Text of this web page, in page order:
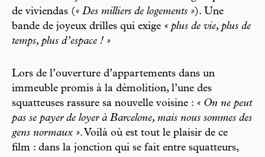
de viviendas (« Des milliers de logements »). Une
bande de joyeux drilles qui exige « plus de vie, plus de
temps, plus d’espace ! »
Lors de l’ouverture d’appartements dans un
immeuble promis à la démolition, l’une des
squatteuses rassure sa nouvelle voisine : « On ne peut
pas se payer de loyer à Barcelone, mais nous sommes des
gens normaux ». Voilà où est tout le plaisir de ce
film : dans la jonction qui se fait entre squatteurs,